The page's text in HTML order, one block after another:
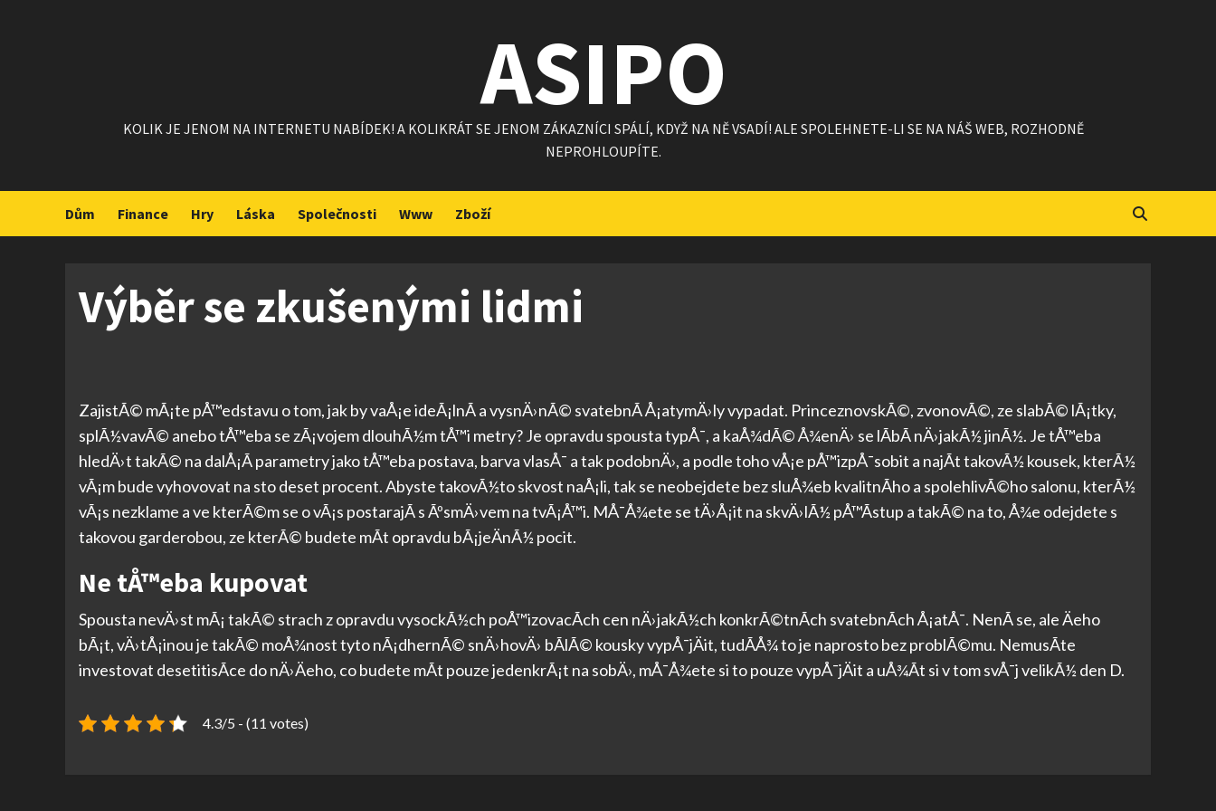
ASIPO
KOLIK JE JENOM NA INTERNETU NABÍDEK! A KOLIKRÁT SE JENOM ZÁKAZNÍCI SPÁLÍ, KDYŽ NA NĚ VSADÍ! ALE SPOLEHNETE-LI SE NA NÁŠ WEB, ROZHODNĚ
NEPROHLOUPÍTE.
Dům Finance Hry Láska Společnosti Www Zboží
Výběr se zkušenými lidmi
ZajistÃ© mÃ¡te pÅ™edstavu o tom, jak by vaÅ¡e ideÃ¡lnÃ­ a vysnÄ›nÃ© svatebnÃ­ Å¡atymÄ›ly vypadat. PrinceznovskÃ©, zvonovÃ©, ze slabÃ© lÃ¡tky,
splÃ½vavÃ© anebo tÅ™eba se zÃ¡vojem dlouhÃ½m tÅ™i metry? Je opravdu spousta typÅ¯, a kaÅ¾dÃ© Å¾enÄ› se lÃ­bÃ­ nÄ›jakÃ½ jinÃ½. Je tÅ™eba
hledÄ›t takÃ© na dalÅ¡Ã­ parametry jako tÅ™eba postava, barva vlasÅ¯ a tak podobnÄ›, a podle toho vÅ¡e pÅ™izpÅ¯sobit a najÃ­t takovÃ½ kousek, kterÃ½
vÃ¡m bude vyhovovat na sto deset procent. Abyste takovÃ½to skvost naÅ¡li, tak se neobejdete bez sluÅ¾eb kvalitnÃ­ho a spolehlivÃ©ho salonu, kterÃ½
vÃ¡s nezklame a ve kterÃ©m se o vÃ¡s postarajÃ­ s ÃºsmÄ›vem na tvÃ¡Å™i. MÅ¯Å¾ete se tÄ›Å¡it na skvÄ›lÃ½ pÅ™Ã­stup a takÃ© na to, Å¾e odejdete s
takovou garderobou, ze kterÃ© budete mÃ­t opravdu bÃ¡jeÄnÃ½ pocit.
Ne tÅ™eba kupovat
Spousta nevÄ›st mÃ¡ takÃ© strach z opravdu vysockÃ½ch poÅ™izovacÃ­ch cen nÄ›jakÃ½ch konkrÃ©tnÃ­ch svatebnÃ­ch Å¡atÅ¯. NenÃ­ se, ale Äeho
bÃ¡t, vÄ›tÅ¡inou je takÃ© moÅ¾nost tyto nÃ¡dhernÃ© snÄ›hovÄ› bÃ­lÃ© kousky vypÅ¯jÄit, tudÃ­Å¾ to je naprosto bez problÃ©mu. NemusÃ­te
investovat desetitisÃ­ce do nÄ›Äeho, co budete mÃ­t pouze jedenkrÃ¡t na sobÄ›, mÅ¯Å¾ete si to pouze vypÅ¯jÄit a uÅ¾Ã­t si v tom svÅ¯j velikÃ½ den D.
4.3/5 - (11 votes)